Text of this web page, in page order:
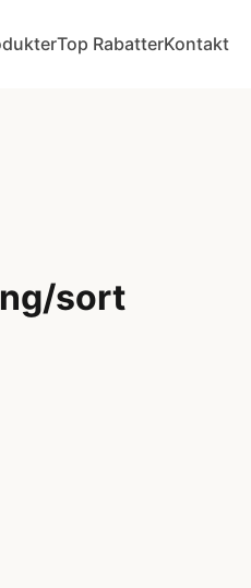
Top RabatterKontakt
sort